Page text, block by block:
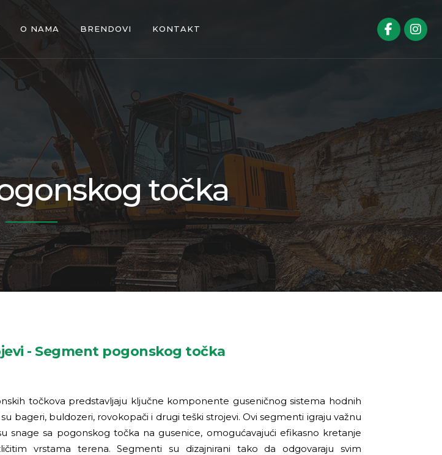
O NAMA BRENDOVI KONTAKT
točka
- Segment pogonskog točka
točkova predstavljaju ključne komponente guseničnog sistema hodnih
bageri, buldozeri, rovokopači i drugi teški strojevi. Ovi segmenti igraju važnu
snage sa pogonskog točka na gusenice, omogućavajući efikasno kretanje
vrstama terena. Segmenti su dizajnirani tako da odgovaraju svim